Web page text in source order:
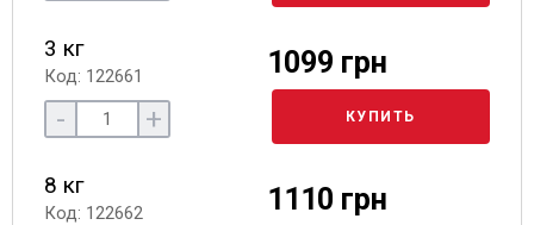
3 кг
Код: 122661 1099 грн
- + КУПИТЬ
8 кг
Код: 122662 1110 грн